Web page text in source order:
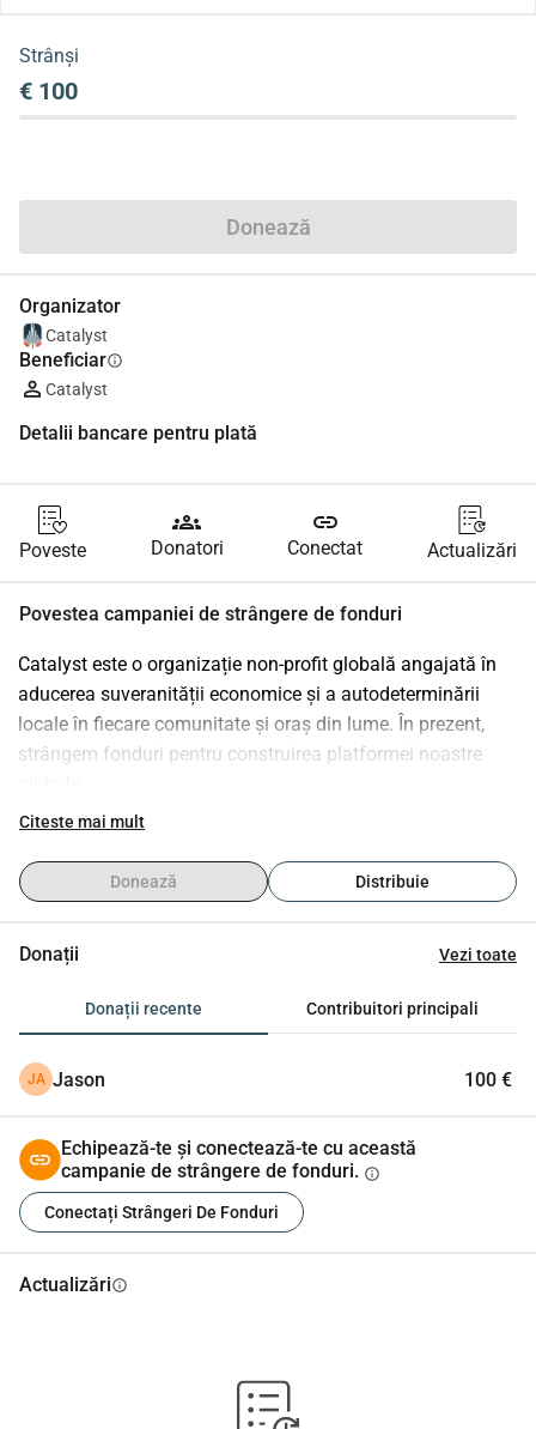
Strânși
€ 100
Donează
Organizator
Catalyst
Beneficiarinfo
Catalyst
Detalii bancare pentru plată
Poveste
groups
Donatori
link
Conectat Actualizări
Povestea campaniei de strângere de fonduri
Catalyst este o organizație non-profit globală angajată în
aducerea suveranității economice și a autodeterminării
locale în fiecare comunitate și oraș din lume. În prezent,
strângem fonduri pentru construirea platformei noastre
https://lnkd.in/dWGVEdi
Citeste mai mult
Donează Distribuie
Donații Vezi toate
Donații recente Contribuitori principali
JA Jason 100 €
Echipează-te și conectează-te cu această
campanie de strângere de fonduri. info
Conectați Strângeri De Fonduri
Actualizăriinfo